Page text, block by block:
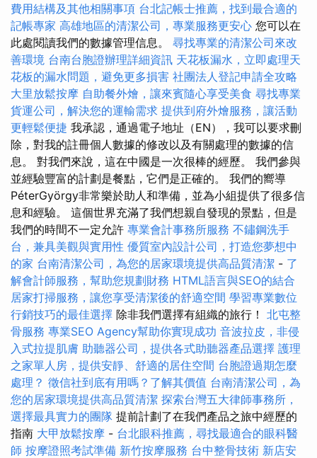
費用結構及其他相關事項 台北記帳士推薦，找到最合適的
記帳專家 高雄地區的清潔公司，專業服務更安心 您可以在
此處閱讀我們的數據管理信息。 尋找專業的清潔公司來改
善環境 台南台胞證辦理詳細資訊 天花板漏水，立即處理天
花板的漏水問題，避免更多損害 社團法人登記申請全攻略
大里放鬆按摩 自助餐外燴，讓來賓隨心享受美食 尋找專業
貨運公司，解決您的運輸需求 提供到府外燴服務，讓活動
更輕鬆便捷 我承認，通過電子地址（EN），我可以要求刪
除，對我的註冊個人數據的修改以及有關處理的數據的信
息。 對我們來說，這在中國是一次很棒的經歷。 我們參與
並經驗豐富的計劃是餐點，它們是正確的。 我們的嚮導
PéterGyörgy非常樂於助人和準備，並為小組提供了很多信
息和經驗。 這個世界充滿了我們想親自發現的景點，但是
我們的時間不一定允許 專業會計事務所服務 不鏽鋼洗手
台，兼具美觀與實用性 優質室內設計公司，打造您夢想中
的家 台南清潔公司，為您的居家環境提供高品質清潔 - 了
解會計師服務，幫助您規劃財務 HTML語言與SEO的結合
居家打掃服務，讓您享受清潔後的舒適空間 學習專業數位
行銷技巧的最佳選擇 除非我們選擇有組織的旅行！ 北屯整
骨服務 專業SEO Agency幫助你實現成功 音波拉皮，非侵
入式拉提肌膚 助聽器公司，提供各式助聽器產品選擇 護理
之家單人房，提供安靜、舒適的居住空間 台胞證過期怎麼
處理？ 徵信社到底有用嗎？了解其價值 台南清潔公司，為
您的居家環境提供高品質清潔 探索台灣五大律師事務所，
選擇最具實力的團隊 提前計劃了在我們產品之旅中經歷的
指南 大甲放鬆按摩 - 台北眼科推薦，尋找最適合的眼科醫
師 按摩證照考試準備 新竹按摩服務 台中整骨技術 新店安